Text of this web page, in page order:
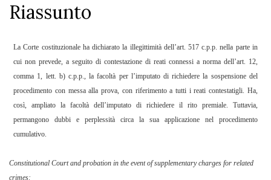
Riassunto
La Corte costituzionale ha dichiarato la illegittimità dell’art. 517 c.p.p. nella parte in
cui non prevede, a seguito di contestazione di reati connessi a norma dell’art. 12,
comma 1, lett. b) c.p.p., la facoltà per l’imputato di richiedere la sospensione del
procedimento con messa alla prova, con riferimento a tutti i reati contestatigli. Ha,
così, ampliato la facoltà dell’imputato di richiedere il rito premiale. Tuttavia,
permangono dubbi e perplessità circa la sua applicazione nel procedimento
cumulativo.
Constitutional Court and probation in the event of supplementary charges for related
crimes: